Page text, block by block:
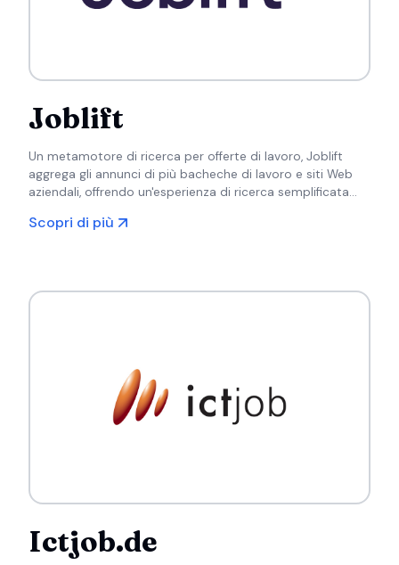
Joblift
Un metamotore di ricerca per offerte di lavoro, Joblift
aggrega gli annunci di più bacheche di lavoro e siti Web
aziendali, offrendo un'esperienza di ricerca semplificata
Scopri di più
Ictjob.de